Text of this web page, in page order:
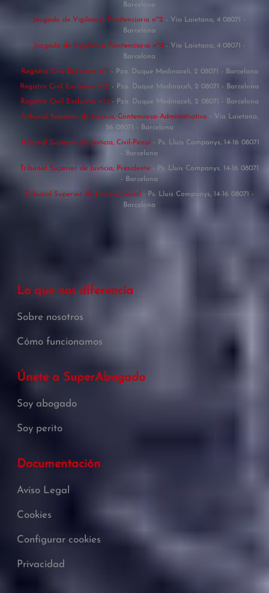
Barcelona
Juzgado de Vigilancia Penitenciaria nº2 - Via Laietana, 4 08071 -
Barcelona
Juzgado de Vigilancia Penitenciaria nº4 - Via Laietana, 4 08071 -
Barcelona
Registro Civil Exclusivo nº1 - Pza. Duque Medinaceli, 2 08071 - Barcelona
Registro Civil Exclusivo nº2 - Pza. Duque Medinaceli, 2 08071 - Barcelona
Registro Civil Exclusivo nº3 - Pza. Duque Medinaceli, 2 08071 - Barcelona
Tribunal Superior de Justicia, Contencioso-Administrativo - Via Laietana,
56 08071 - Barcelona
Tribunal Superior de Justicia, Civil-Penal
- Ps. Lluís Companys, 14-16 08071
- Barcelona
Tribunal Superior de Justicia, Presidente - Ps. Lluís Companys, 14-16 08071
- Barcelona
Tribunal Superior de Justicia, Social - Ps. Lluís Companys, 14-16 08071 -
Barcelona
Lo que nos diferencia
Sobre nosotros
Cómo funcionamos
Únete a SuperAbogado
Soy abogado
Soy perito
Documentación
Aviso Legal
Cookies
Configurar cookies
Privacidad